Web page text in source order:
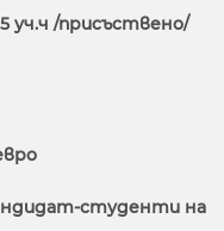
5 уч.ч /присъствено/
студенти на